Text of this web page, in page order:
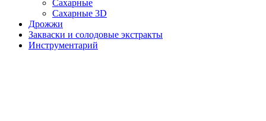
Сахарные
Сахарные 3D
Дрожжи
Закваски и солодовые экстракты
Инструментарий